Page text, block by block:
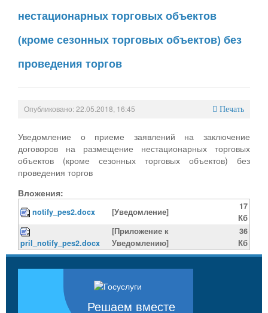
нестационарных торговых объектов
(кроме сезонных торговых объектов) без
проведения торгов
Опубликовано: 22.05.2018, 16:45 Печать
Уведомление о приеме заявлений на заключение
договоров на размещение нестационарных торговых
объектов (кроме сезонных торговых объектов) без
проведения торгов
Вложения:
notify_pes2.docx [Уведомление]
17
Кб
pril_notify_pes2.docx
[Приложение к
Уведомлению]
36
Кб
Решаем вместе